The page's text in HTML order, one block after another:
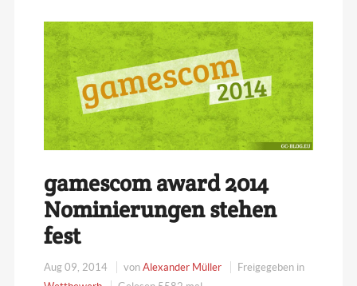
gamescom award 2014
Nominierungen stehen
fest
Aug 09, 2014 vonAlexander Müller
Freigegeben in